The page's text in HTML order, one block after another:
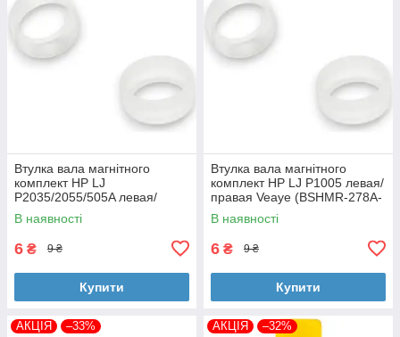
Втулка вала магнітного
комплект HP LJ
P2035/2055/505A левая/
правая Veaye (BSHMR-505A-
VE)
В наявності
6 ₴ 9 ₴
Купити
Втулка вала магнітного
комплект HP LJ P1005 левая/
правая Veaye (BSHMR-278A-
VE)
В наявності
6 ₴ 9 ₴
Купити
АКЦІЯ –33% АКЦІЯ –32%